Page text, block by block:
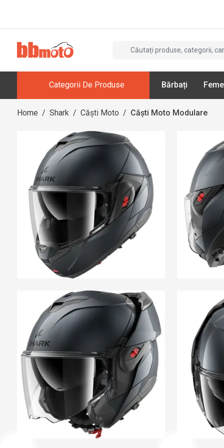
Categorii De Produse Bărbați
Home / Shark / Căști Moto / Căști Moto Modulare